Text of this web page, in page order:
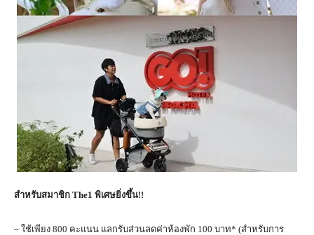
สำหรับสมาชิก The1 พิเศษยิ่งขึ้น!!
– ใช้เพียง 800 คะแนน แลกรับส่วนลดค่าห้องพัก 100 บาท* (สำหรับการ